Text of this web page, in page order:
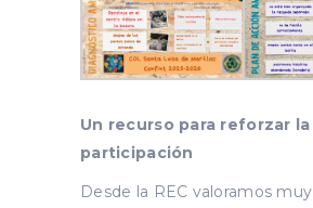
Un recurso para reforzar la
participación
Desde la REC valoramos muy